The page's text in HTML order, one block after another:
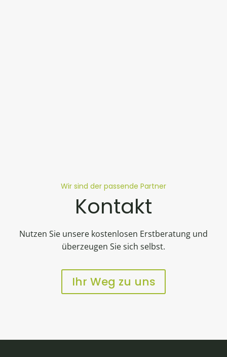
Wir sind der passende Partner
Kontakt
Nutzen Sie unsere kostenlosen Erstberatung und
überzeugen Sie sich selbst.
Ihr Weg zu uns